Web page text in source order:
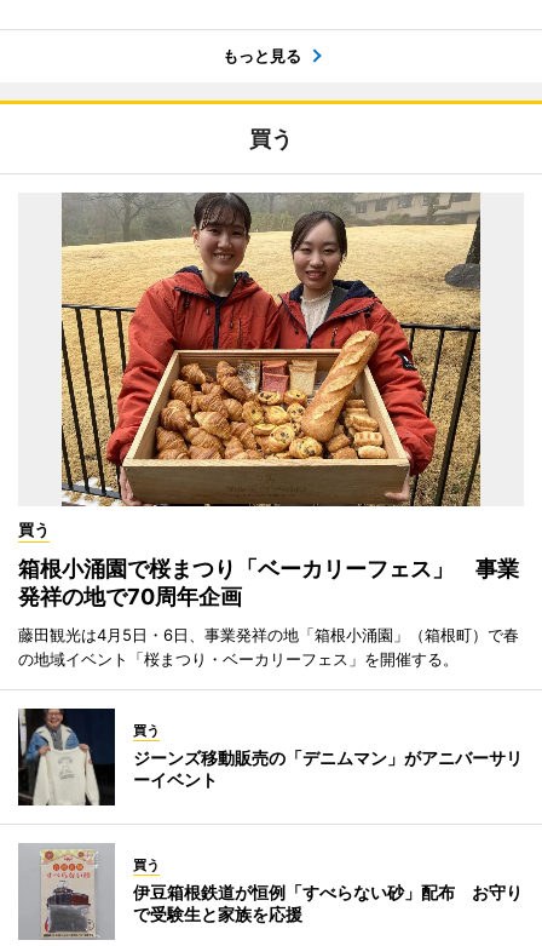
もっと見る
買う
買う
箱根小涌園で桜まつり「ベーカリーフェス」 事業
発祥の地で70周年企画
藤田観光は4月5日・6日、事業発祥の地「箱根小涌園」（箱根町）で春
の地域イベント「桜まつり・ベーカリーフェス」を開催する。
買う
ジーンズ移動販売の「デニムマン」がアニバーサリ
ーイベント
買う
伊豆箱根鉄道が恒例「すべらない砂」配布 お守り
で受験生と家族を応援